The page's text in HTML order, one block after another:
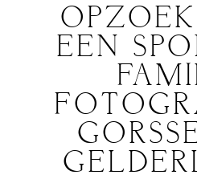
EEN